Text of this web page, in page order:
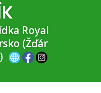
Royal
(Žďár